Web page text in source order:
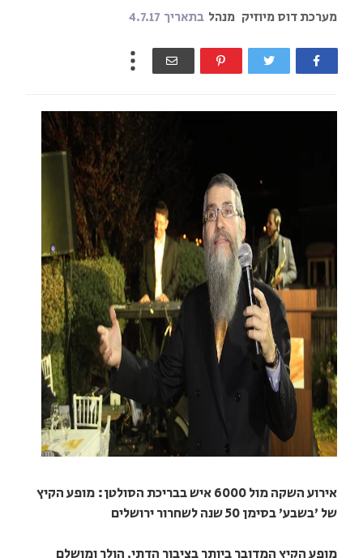
מערכת דוס מיוזיק מנהל בתאריך 4.7.17
אירוע השקה מול 6000 איש בבריכת הסולטן: מופע הקיץ
של 'בשבע' בסימן 50 שנה לשחרור ירושלים
מופע הקיץ המדובר ביותר בציבור הדתי, הולך ומושלם